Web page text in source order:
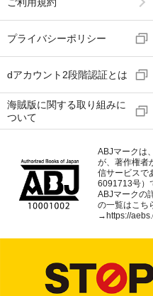
ご利用規約
プライバシーポリシー
dアカウント2段階認証とは
海賊版に関する取り組みに
ついて
ABJマークは
が、著作権者
信サービスで
6091713号）
ABJマークの
の一覧はこち
→ https://